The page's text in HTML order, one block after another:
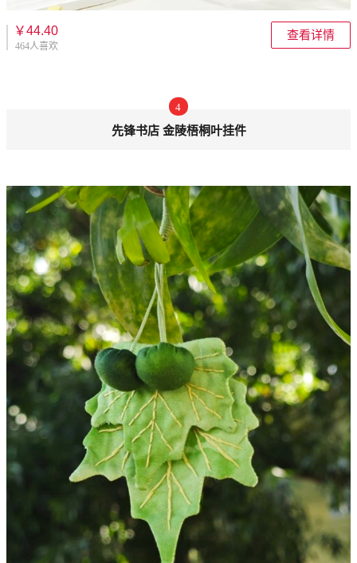
￥44.40
464人喜欢
查看详情
4
先锋书店 金陵梧桐叶挂件